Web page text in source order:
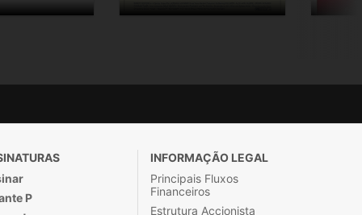
P
INFORMAÇÃO LEGAL
Principais Fluxos
Financeiros
Estrutura Accionista